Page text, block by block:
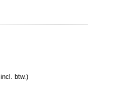
incl. btw.)